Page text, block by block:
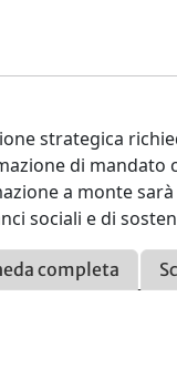
strategica
di
a monte
sociali e di
completa